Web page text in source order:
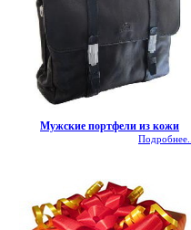
Мужские портфели из кожи
Подробнее...